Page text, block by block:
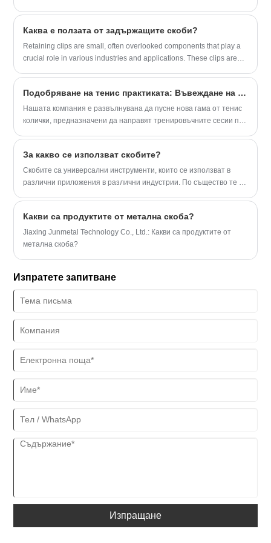
направите поръчка.
Каква е ползата от задържащите скоби?
Retaining clips are small, often overlooked components that play a
crucial role in various industries and applications. These clips are
aerospace, construction, and manufacturing industries.
Подобряване на тенис практиката: Въвеждане на най -новите тенис колички за удобство и ефективност
Нашата компания е развълнувана да пусне нова гама от тенис
колички, предназначени да направят тренировъчните сесии по
За какво се използват скобите?
​Скобите са универсални инструменти, които се използват в
различни приложения в различни индустрии. По същество те са
Какви са продуктите от метална скоба?
Jiaxing Junmetal Technology Co., Ltd.: Какви са продуктите от
метална скоба?
Изпратете запитване
Изпращане